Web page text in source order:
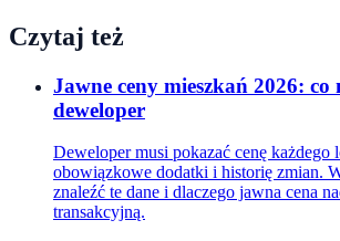
Czytaj też
Jawne ceny mieszkań 2026: co
deweloper
Deweloper musi pokazać cenę każdego
obowiązkowe dodatki i historię zmian.
znaleźć te dane i dlaczego jawna cena
transakcyjną.